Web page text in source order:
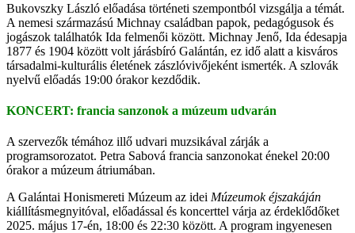
Bukovszky László előadása történeti szempontból vizsgálja a témát.
A nemesi származású Michnay családban papok, pedagógusok és
jogászok találhatók Ida felmenői között. Michnay Jenő, Ida édesapja
1877 és 1904 között volt járásbíró Galántán, ez idő alatt a kisváros
társadalmi-kulturális életének zászlóvivőjeként ismerték. A szlovák
nyelvű előadás 19:00 órakor kezdődik.
KONCERT: francia sanzonok a múzeum udvarán
A szervezők témához illő udvari muzsikával zárják a
programsorozatot. Petra Sabová francia sanzonokat énekel 20:00
órakor a múzeum átriumában.
A Galántai Honismereti Múzeum az idei Múzeumok éjszakáján
kiállításmegnyitóval, előadással és koncerttel várja az érdeklődőket
2025. május 17-én, 18:00 és 22:30 között. A program ingyenesen